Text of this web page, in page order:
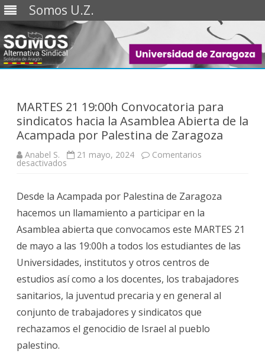
Somos U.Z.
Saltar
MARTES 21 19:00h Convocatoria para
sindicatos hacia la Asamblea Abierta de la
Acampada por Palestina de Zaragoza
Anabel S. 21 mayo, 2024 Comentarios
desactivadosen
Convocatoria
para
sindicatos
hacia
la
Asamblea
Abierta
de
la
Acampada
por
Palestina
de
Zaragoza
Desde la Acampada por Palestina de Zaragoza
hacemos un llamamiento a participar en la
Asamblea abierta que convocamos este MARTES 21
de mayo a las 19:00h a todos los estudiantes de las
Universidades, institutos y otros centros de
estudios así como a los docentes, los trabajadores
sanitarios, la juventud precaria y en general al
conjunto de trabajadores y sindicatos que
rechazamos el genocidio de Israel al pueblo
palestino.